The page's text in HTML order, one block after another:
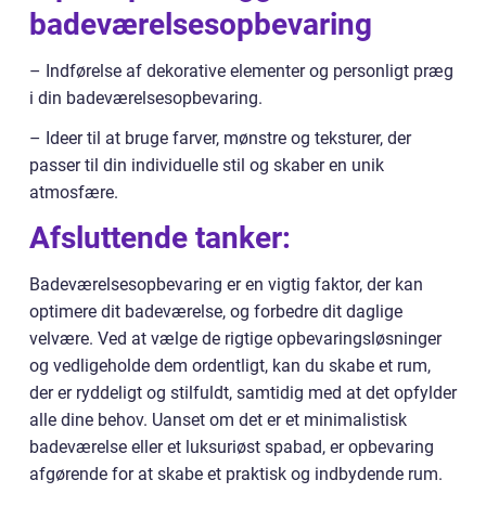
badeværelsesopbevaring
– Indførelse af dekorative elementer og personligt præg
i din badeværelsesopbevaring.
– Ideer til at bruge farver, mønstre og teksturer, der
passer til din individuelle stil og skaber en unik
atmosfære.
Afsluttende tanker:
Badeværelsesopbevaring er en vigtig faktor, der kan
optimere dit badeværelse, og forbedre dit daglige
velvære. Ved at vælge de rigtige opbevaringsløsninger
og vedligeholde dem ordentligt, kan du skabe et rum,
der er ryddeligt og stilfuldt, samtidig med at det opfylder
alle dine behov. Uanset om det er et minimalistisk
badeværelse eller et luksuriøst spabad, er opbevaring
afgørende for at skabe et praktisk og indbydende rum.